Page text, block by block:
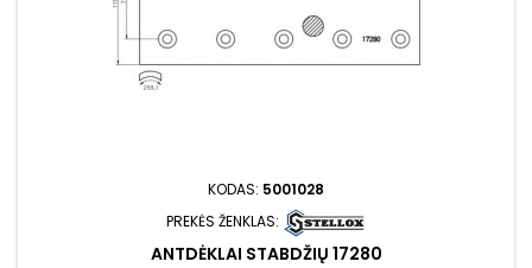
KODAS: 5001028
PREKĖS ŽENKLAS:
ANTDĖKLAI STABDŽIŲ 17280